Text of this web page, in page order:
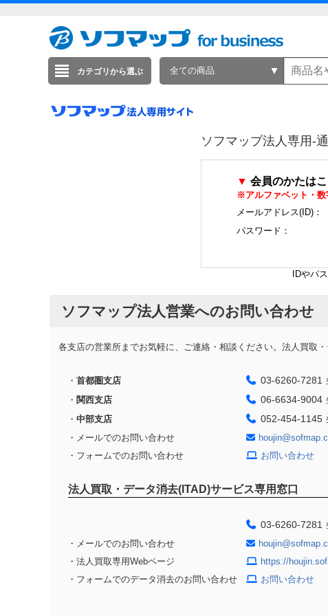
カテゴリから選ぶ 全ての商品
ソフマップ法人専用-
▼ 会員のかたは
※アルファベット・数
メールアドレス(ID)：
パスワード：
IDやパ
ソフマップ法人営業へのお問い合わせ
各支店の営業所までお気軽に、ご連絡・相談ください。法人買取
・ 首都圏支店 03-6260-7281
・ 関西支店 06-6634-9004
・ 中部支店 052-454-1145
・メールでのお問い合わせ
・フォームでのお問い合わせ
お問い合わせ
法人買取・データ消去(ITAD)サービス専用窓口
03-6260-7281
・メールでのお問い合わせ
・法人買取専用Webページ
https://
・フォームでのデータ消去のお問い合わせ
お問い合わせ